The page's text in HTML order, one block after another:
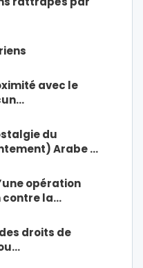
avec le
du
Arabe …
opération
contre la…
droits de